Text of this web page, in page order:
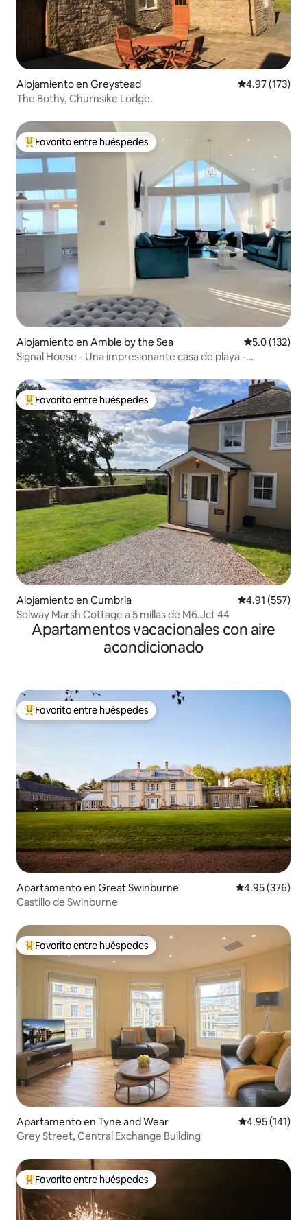
Alojamiento en Greystead Calificación
4.97 (173)
The Bothy, Churnsike Lodge.
Favorito entre huéspedes preferido
Favorito entre huéspedes
Alojamiento en Amble by the Sea Calificación
5.0 (132)
Signal House - Una impresionante casa de playa -
Favorito entre huéspedes preferido
Favorito entre huéspedes
Alojamiento en Cumbria Calificación
4.91 (557)
Solway Marsh Cottage a 5 millas de M6.Jct 44
Apartamentos vacacionales con aire
acondicionado
Favorito entre huéspedes preferido
Favorito entre huéspedes
Apartamento en Great Swinburne Calificación
4.95 (376)
Castillo de Swinburne
Favorito entre huéspedes preferido
Favorito entre huéspedes
Apartamento en Tyne and Wear Calificación
4.95 (141)
Grey Street, Central Exchange Building
Favorito entre huéspedes preferido
Favorito entre huéspedes